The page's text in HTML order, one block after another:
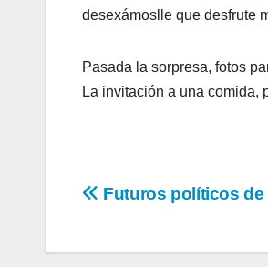
desexámoslle que desfrute
Pasada la sorpresa, fotos
La invitación a una comida,
Navegación
Futuros políticos de